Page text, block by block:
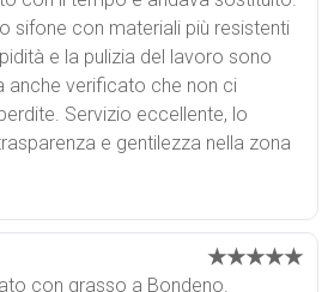
sifone con materiali più resistenti
e la pulizia del lavoro sono
anche verificato che non ci
Servizio eccellente, lo
e gentilezza nella zona
★★★★★
con grasso a Bondeno.